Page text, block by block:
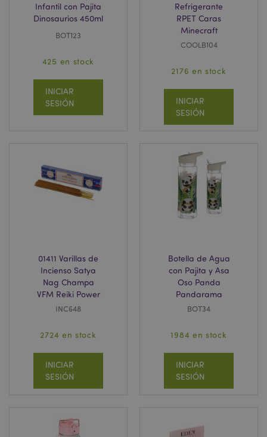
Infantil con Pajita
Dinosaurios 450ml
BOT123
425 en stock
INICIAR
SESIÓN
Refrigerante
RPET Caras
Minecraft
COOLB104
2176 en stock
INICIAR
SESIÓN
01411 Varillas de
Incienso Satya
Nag Champa
VFM Reiki Power
INC648
2724 en stock
INICIAR
SESIÓN
Botella de Agua
con Pajita y Asa
Oso Panda
Pandarama
BOT34
1984 en stock
INICIAR
SESIÓN
recently_viewed_product
Adobe Inc.
www.puckator.es
recently_viewed_product_previous
Adobe Inc.
www.puckator.es
recently_compared_product_previous
Adobe Inc.
www.puckator.es
www.puckator.es
mage-cache-sessid
Adobe Inc.